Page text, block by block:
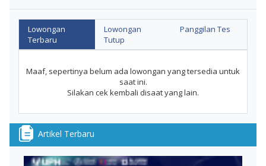
Lowongan
Terbaru
Lowongan
Tutup
Panggilan Tes
Maaf, sepertinya belum ada lowongan yang tersedia untuk
saat ini.
Silakan cek kembali disaat yang lain.
Artikel Terbaru